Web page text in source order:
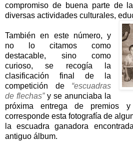
compromiso de buena parte de
diversas actividades culturales,
También en este número,y
no lo citamos como
destacable, sino como
curioso, se recogía la
clasificación final de la
competición de “escuadras
de flechas”y se anunciaba la
próxima entrega de premios
corresponde esta fotografía de
la escuadra ganadora
antiguo álbum.